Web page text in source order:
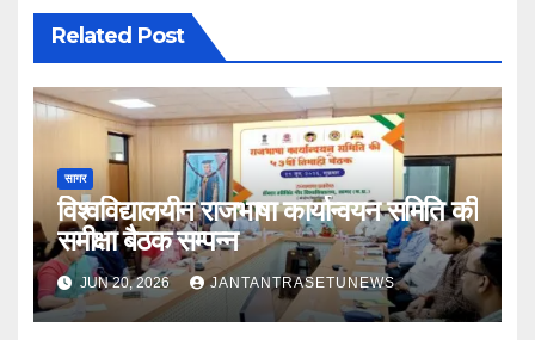
Related Post
सागर
विश्वविद्यालयीन राजभाषा कार्यान्वयन समिति की
समीक्षा बैठक सम्पन्न
JUN 20, 2026 JANTANTRASETUNEWS